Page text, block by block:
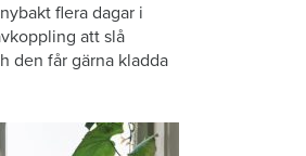
flera dagar i
att slå
den får gärna kladda